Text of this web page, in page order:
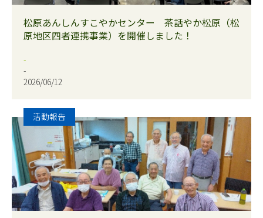
松原あんしんすこやかセンター 茶話やか松原（松
原地区四者連携事業）を開催しました！
-
-
2026/06/12
活動報告